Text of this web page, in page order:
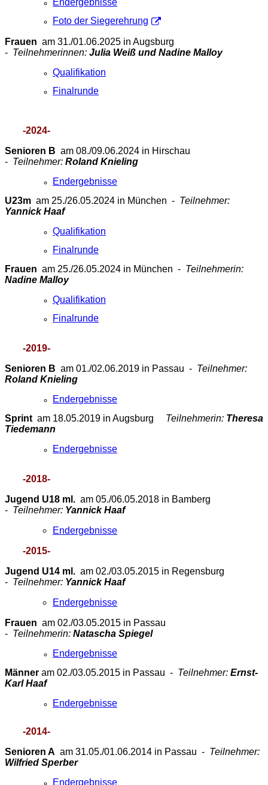
Endergebnisse
Foto der Siegerehrung
Frauen am 31./01.06.2025 in Augsburg
- Teilnehmerinnen: Julia Weiß und Nadine Malloy
Qualifikation
Finalrunde
-2024-
Senioren B am 08./09.06.2024 in Hirschau
- Teilnehmer: Roland Knieling
Endergebnisse
U23m am 25./26.05.2024 in München - Teilnehmer:
Yannick Haaf
Qualifikation
Finalrunde
Frauen am 25./26.05.2024 in München - Teilnehmerin:
Nadine Malloy
Qualifikation
Finalrunde
-2019-
Senioren B am 01./02.06.2019 in Passau - Teilnehmer:
Roland Knieling
Endergebnisse
Sprint am 18.05.2019 in Augsburg Teilnehmerin: Theresa
Tiedemann
Endergebnisse
-2018-
Jugend U18 ml. am 05./06.05.2018 in Bamberg
- Teilnehmer: Yannick Haaf
Endergebnisse
-2015-
Jugend U14 ml. am 02./03.05.2015 in Regensburg
- Teilnehmer: Yannick Haaf
Endergebnisse
Frauen am 02./03.05.2015 in Passau
- Teilnehmerin: Natascha Spiegel
Endergebnisse
Männer am 02./03.05.2015 in Passau - Teilnehmer: Ernst-
Karl Haaf
Endergebnisse
-2014-
Senioren A am 31.05./01.06.2014 in Passau - Teilnehmer:
Wilfried Sperber
Endergebnisse